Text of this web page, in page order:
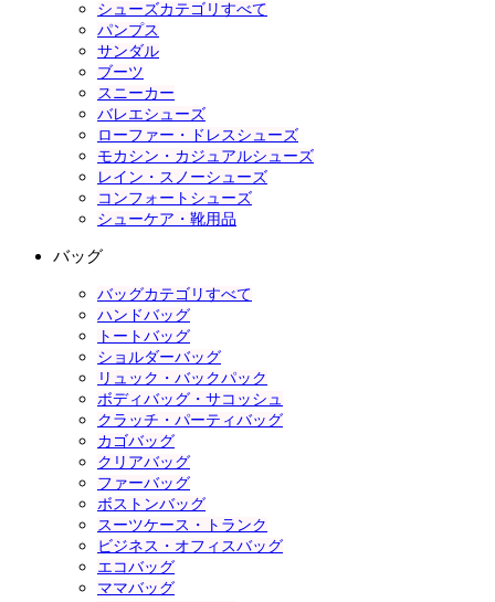
シューズカテゴリすべて
パンプス
サンダル
ブーツ
スニーカー
バレエシューズ
ローファー・ドレスシューズ
モカシン・カジュアルシューズ
レイン・スノーシューズ
コンフォートシューズ
シューケア・靴用品
バッグ
バッグカテゴリすべて
ハンドバッグ
トートバッグ
ショルダーバッグ
リュック・バックパック
ボディバッグ・サコッシュ
クラッチ・パーティバッグ
カゴバッグ
クリアバッグ
ファーバッグ
ボストンバッグ
スーツケース・トランク
ビジネス・オフィスバッグ
エコバッグ
ママバッグ